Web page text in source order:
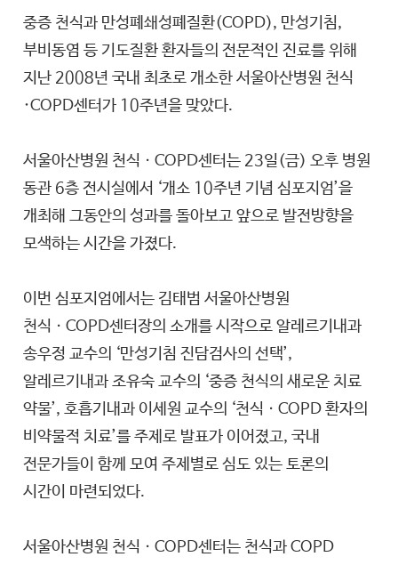
중증 천식과 만성폐쇄성폐질환(COPD), 만성기침,
부비동염 등 기도질환 환자들의 전문적인 진료를 위해
지난 2008년 국내 최초로 개소한 서울아산병원 천식
·COPD센터가 10주년을 맞았다.
서울아산병원 천식ㆍCOPD센터는 23일(금) 오후 병원
동관 6층 전시실에서 ‘개소 10주년 기념 심포지엄’을
개최해 그동안의 성과를 돌아보고 앞으로 발전방향을
모색하는 시간을 가졌다.
이번 심포지엄에서는 김태범 서울아산병원
천식ㆍCOPD센터장의 소개를 시작으로 알레르기내과
송우정 교수의 ‘만성기침 진담검사의 선택’,
알레르기내과 조유숙 교수의 ‘중증 천식의 새로운 치료
약물’, 호흡기내과 이세원 교수의 ‘천식ㆍCOPD 환자의
비약물적 치료’를 주제로 발표가 이어졌고, 국내
전문가들이 함께 모여 주제별로 심도 있는 토론의
시간이 마련되었다.
서울아산병원 천식ㆍCOPD센터는 천식과 COPD